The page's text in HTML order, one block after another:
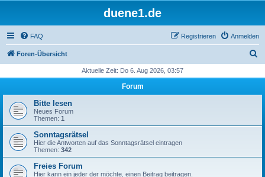
duene1.de
FAQ Anmelden
Registrieren
Foren-Übersicht
h
Aktuelle Zeit: Do 6. Aug 2026, 03:57
Forum
Bitte lesen
Neues Forum
Themen: 1
Sonntagsrätsel
Hier die Antworten auf das Sonntagsrätsel eintragen
Themen: 342
Freies Forum
Hier kann ein jeder der möchte, einen Beitrag beitragen.